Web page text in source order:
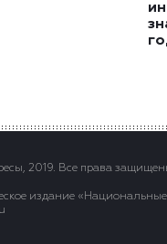
2019. Все права
издание